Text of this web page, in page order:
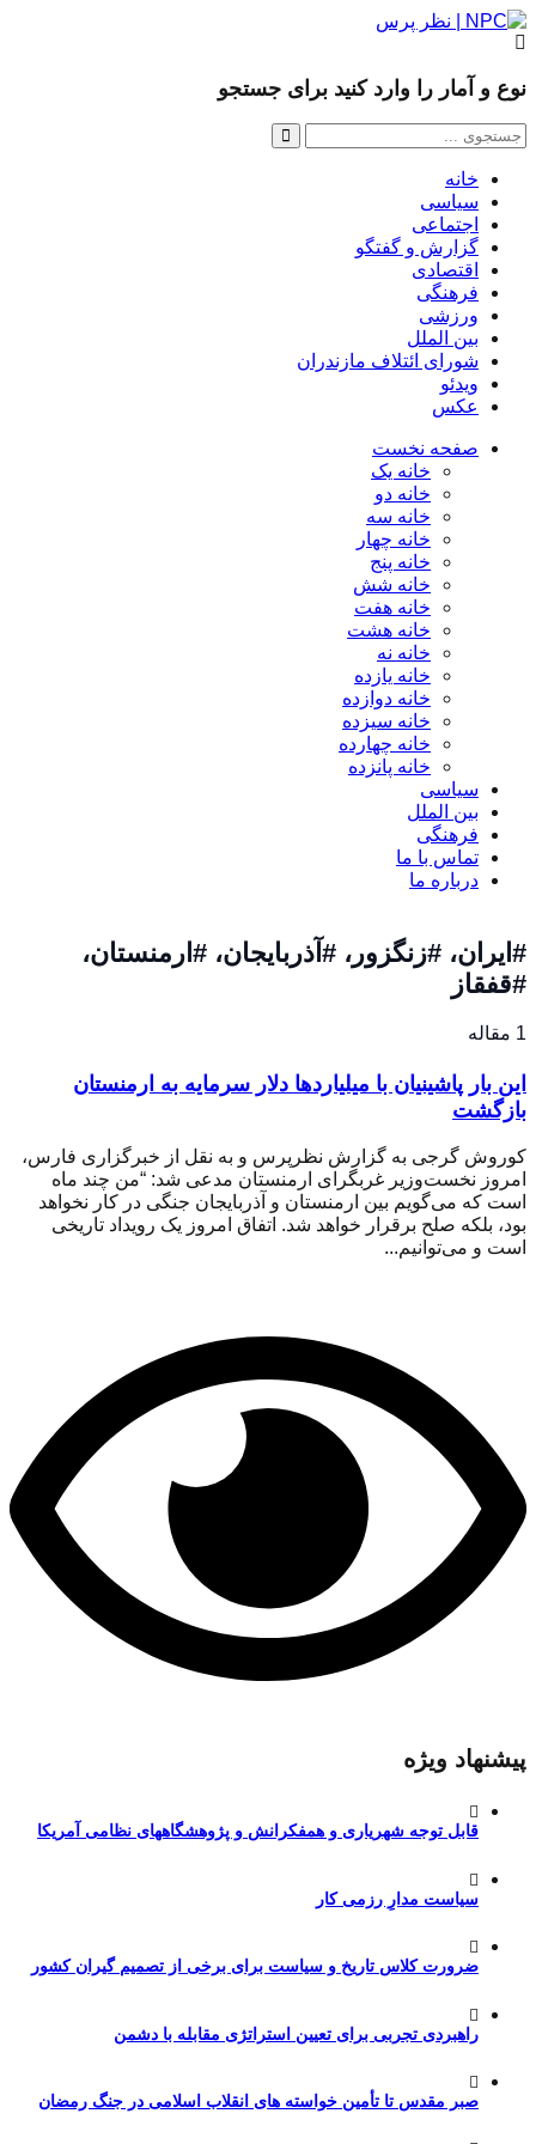
نوع و آمار را وارد کنید برای جستجو
خانه
سیاسی
اجتماعی
گزارش و گفتگو
اقتصادی
فرهنگی
ورزشی
بین الملل
شورای ائتلاف مازندران
ویدئو
عکس
صفحه نخست
خانه یک
خانه دو
خانه سه
خانه چهار
خانه پنج
خانه شش
خانه هفت
خانه هشت
خانه نه
خانه یازده
خانه دوازده
خانه سیزده
خانه چهارده
خانه پانزده
سیاسی
بین الملل
فرهنگی
تماس با ما
درباره ما
#ایران، #زنگزور، #آذربایجان، #ارمنستان،
#قفقاز
1 مقاله
این بار پاشینیان با میلیاردها دلار سرمایه به ارمنستان
بازگشت
کوروش گرجی به گزارش نظرپرس و به نقل از خبرگزاری فارس،
امروز نخست‌وزیر غربگرای ارمنستان مدعی شد: “من چند ماه
است که می‌گویم بین ارمنستان و آذربایجان جنگی در کار نخواهد
بود، بلکه صلح برقرار خواهد شد. اتفاق امروز یک رویداد تاریخی
است و می‌توانیم...
پیشنهاد ویژه
قابل توجه شهریاری و همفکرانش و پژوهشگاههای نظامی آمریکا
سیاست مدارِ رزمی کار
ضرورت کلاس تاریخ و سیاست برای برخی از تصمیم گیران کشور
راهبردی تجربی برای تعیین استراتژی مقابله با دشمن
صبر مقدس تا تأمین خواسته های انقلاب اسلامی در جنگ رمضان